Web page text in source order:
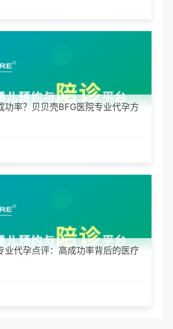
功率？贝贝壳BFG医院专业代孕方
业代孕点评：高成功率背后的医疗